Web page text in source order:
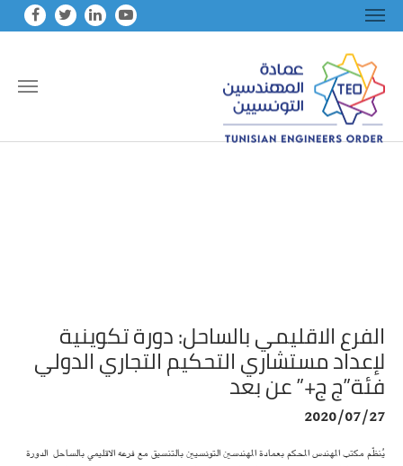
الفرع الاقليمي بالساحل: دورة تكوينية
لإعداد مستشاري التحكيم التجاري الدولي
فئة”ج ج+” عن بعد
2020/07/27
يُنظّم مكتب المهندس المحكم بعمادة المهندسين التونسيين بالتنسيق مع فرعه الاقليمي بالساحل الدورة